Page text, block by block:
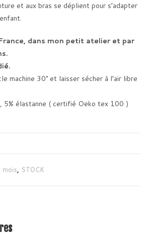
et aux bras se déplient pour s’adapter
dans mon petit atelier et par
machine 30° et laisser sécher à l’air libre
5% élastanne ( certifié Oeko tex 100 )
mois, STOCK